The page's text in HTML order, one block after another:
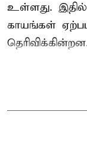
உள்ளது. இதில்
காயங்கள்